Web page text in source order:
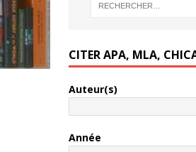
CITER APA, MLA,
Auteur(s)
Année